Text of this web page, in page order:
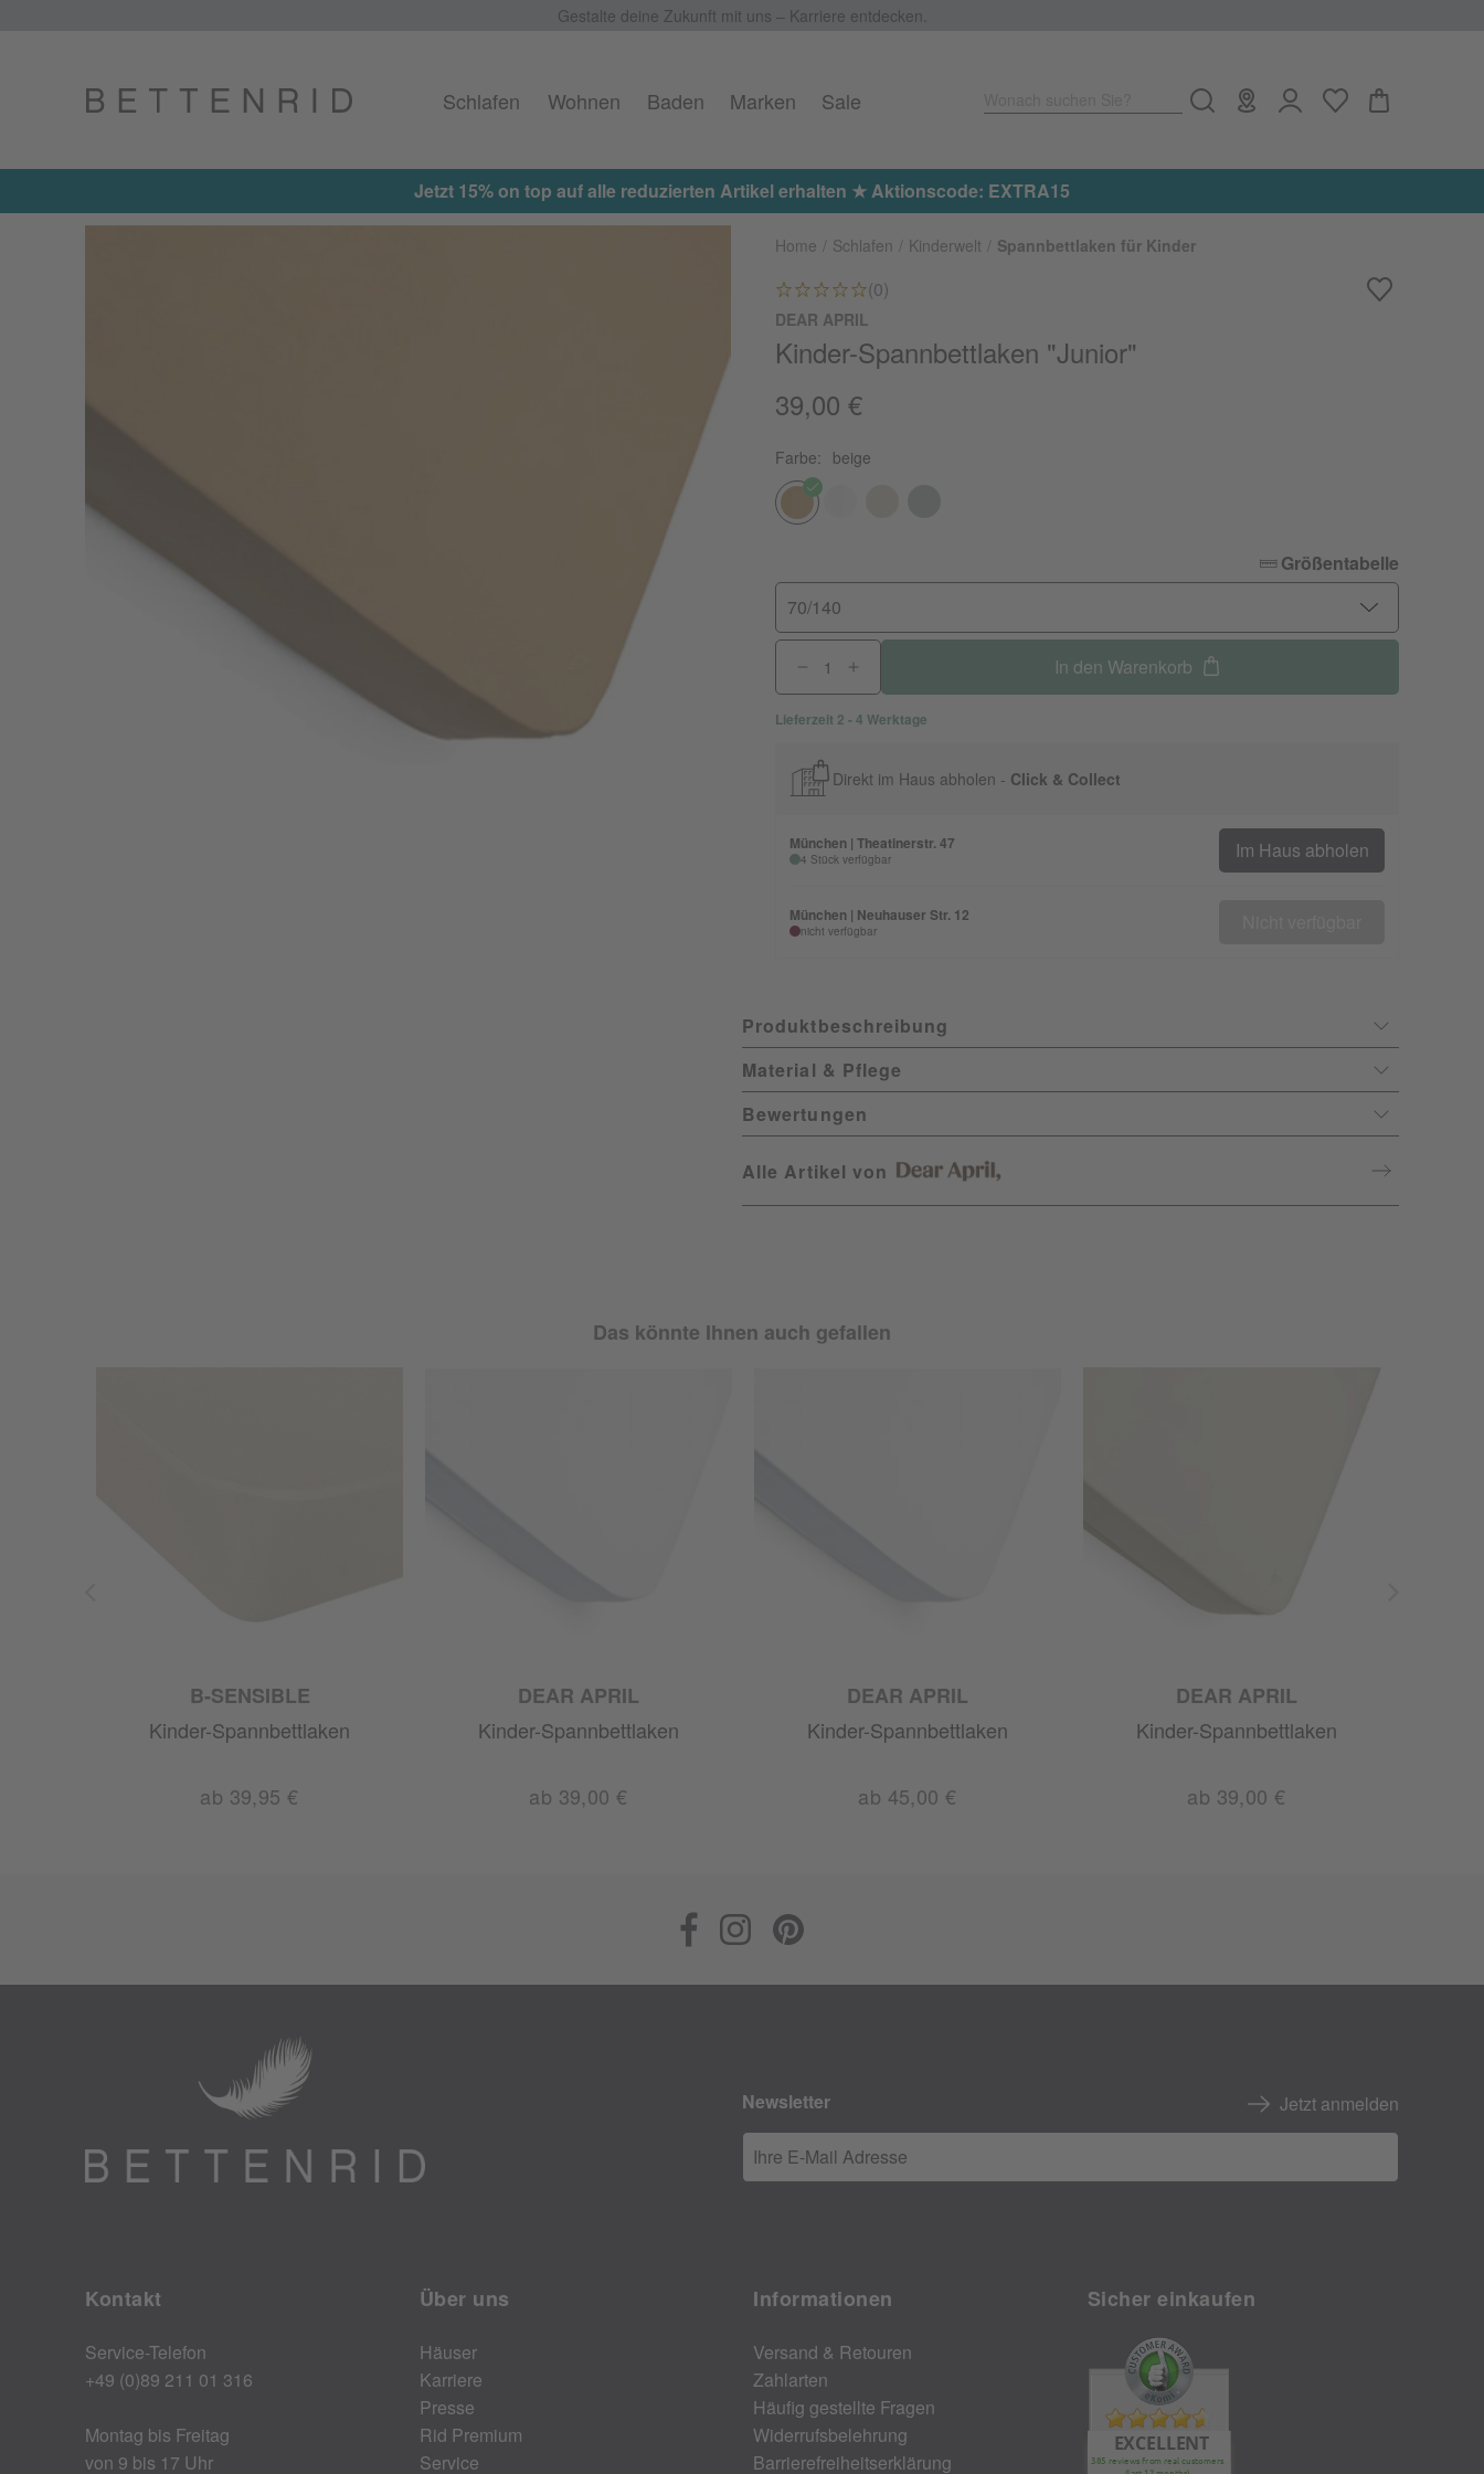
Gestalte deine Zukunft mit uns – Karriere entdecken.
Schlafen Wohnen Baden Marken Sale
Jetzt 15% on top auf alle reduzierten Artikel erhalten ★ Aktionscode: EXTRA15
Home Schlafen Kinderwelt Spannbettlaken für Kinder
(0)
DEAR APRIL
Kinder-Spannbettlaken "Junior"
39,00 €
Farbe: beige
Größentabelle
70/140
In den Warenkorb
Lieferzeit 2 - 4 Werktage
Direkt im Haus abholen - Click & Collect
München | Theatinerstr. 47
4 Stück verfügbar Im Haus abholen
München | Neuhauser Str. 12
nicht verfügbar
Produktbeschreibung
Material & Pflege
Bewertungen
Alle Artikel von
Das könnte Ihnen auch gefallen
B-SENSIBLE
Kinder-Spannbettlaken
ab 39,95 €
DEAR APRIL
Kinder-Spannbettlaken
ab 39,00 €
DEAR APRIL
Kinder-Spannbettlaken
ab 45,00 €
DEAR APRIL
Kinder-Spannbettlaken
ab 39,00 €
Newsletter Jetzt anmelden
Ihre E-Mail Adresse
Kontakt
Service-Telefon
+49 (0)89 211 01 316
Montag bis Freitag
von 9 bis 17 Uhr
Über uns
Häuser
Karriere
Presse
Rid Premium
Service
Informationen
Versand & Retouren
Zahlarten
Häufig gestellte Fragen
Widerrufsbelehrung
Barrierefreiheitserklärung
Sicher einkaufen
EXCELLENT
385 reviews from real customers